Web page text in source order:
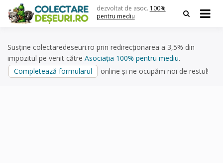
content
dezvoltat de asoc. 100%
pentru mediu
Susține colectaredeseuri.ro prin redirecționarea a 3,5% din
impozitul pe venit către Asociația 100% pentru mediu.
Completează formularul
online și ne ocupăm noi de restul!